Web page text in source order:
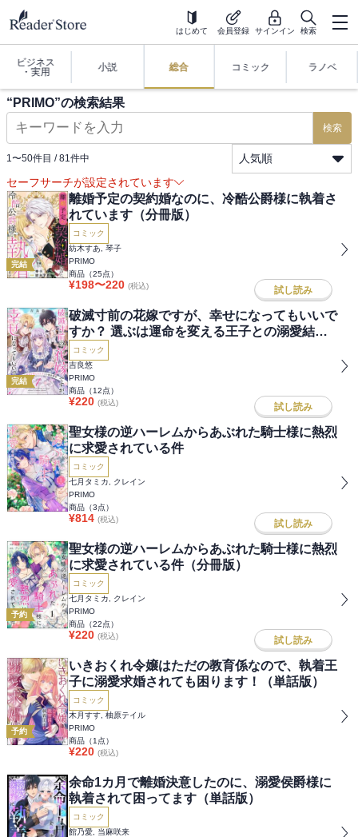
はじめて 会員登録 サインイン 検索
ビジネス
・実用
小説 総合 コミック ラノベ
“ PRIMO”の検索結果
検索
1〜50件目 / 81件中
人気順
セーフサーチが設定されています
完結
離婚予定の契約婚なのに、冷酷公爵様に執着さ
れています（分冊版）
コミック
紡木すあ, 琴子
PRIMO
商品（25点）
¥198〜220 (税込) 試し読み
完結
破滅寸前の花嫁ですが、幸せになってもいいで
すか？ 選ぶは運命を変える王子との溺愛結婚
（分冊版）
コミック
吉良悠
PRIMO
商品（12点）
¥220 (税込) 試し読み
聖女様の逆ハーレムからあぶれた騎士様に熱烈
に求愛されている件
コミック
七月タミカ, クレイン
PRIMO
商品（3点）
¥814 (税込) 試し読み
予約
聖女様の逆ハーレムからあぶれた騎士様に熱烈
に求愛されている件（分冊版）
コミック
七月タミカ, クレイン
PRIMO
商品（22点）
¥220 (税込) 試し読み
予約
いきおくれ令嬢はただの教育係なので、執着王
子に溺愛求婚されても困ります！（単話版）
コミック
木月すす, 柚原テイル
PRIMO
商品（1 点）
¥220 (税込)
余命1カ月で離婚決意したのに、溺愛侯爵様に
執着されて困ってます（単話版）
コミック
館乃愛, 当麻咲来